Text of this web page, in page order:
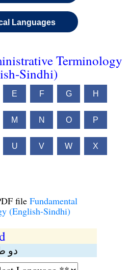
Languages
Terminology
Sindhi)
E F G H
M N O P
U V W X
file Fundamental
(English-Sindhi)
دو